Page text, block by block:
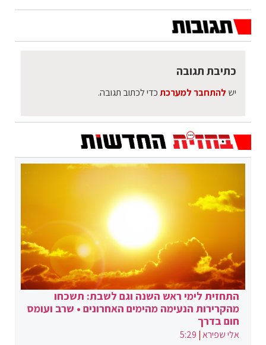
כתיבת תגובה
יש להתחבר למערכתכדי לכתוב תגובה.
התחזית לימי ראש השנה וגם לשבת: תשכחו
מהקרירות הנעימה מהימים האחרונים • שרב ועומס
חום בדרך
אלי שפירא|
5:29